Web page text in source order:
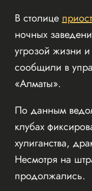
В столице
ночных
угрозой жизни
сообщили в
«Алматы».
По данным
клубах
хулиганства,
Несмотря на
продолжались.